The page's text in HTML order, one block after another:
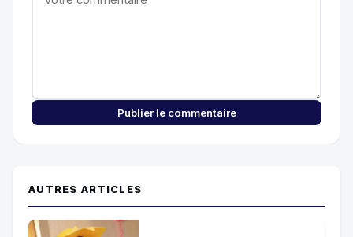
Publier le commentaire
AUTRES ARTICLES